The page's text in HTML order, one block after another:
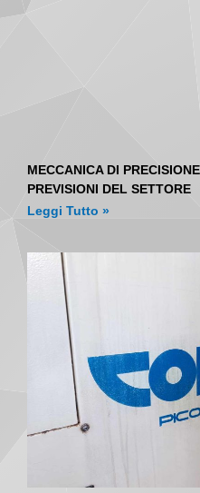
MECCANICA DI
PREVISIONI DEL SETTORE
Leggi Tutto »